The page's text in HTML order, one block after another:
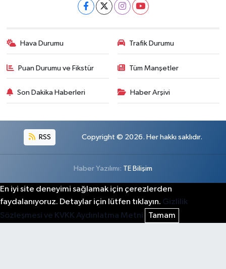
Hava Durumu Trafik Durumu
Puan Durumu ve Fikstür Tüm Manşetler
Son Dakika Haberleri Haber Arşivi
RSS Copyright © 2026. Her hakkı saklıdır.
Haber Yazılımı: TE Bilişim
En iyi site deneyimi sağlamak için çerezlerden
faydalanıyoruz. Detaylar için lütfen tıklayın. Gizlilik
Sözleşmesi ve KVKK Aydınlatma Metni
Tamam